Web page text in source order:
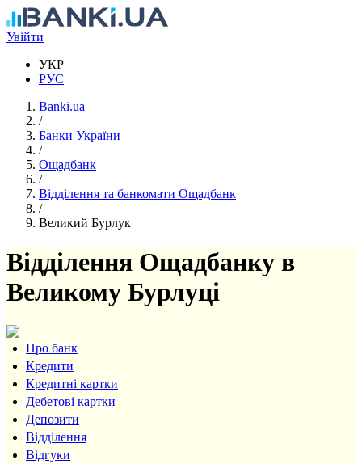
Перейти до основного вмісту
Увійти
УКР
РУС
Banki.ua
/
Банки України
/
Ощадбанк
/
Відділення та банкомати Ощадбанк
/
Великий Бурлук
Відділення Ощадбанку в
Великому Бурлуці
Про банк
Кредити
Кредитні картки
Дебетові картки
Депозити
Відділення
Відгуки